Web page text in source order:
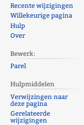
Recente wijzigingen
Willekeurige pagina
Hulp
Over
Bewerk:
Parel
Hulpmiddelen
Verwijzingen naar
deze pagina
Gerelateerde
wijzigingen